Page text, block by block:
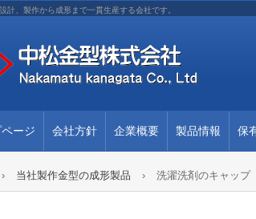
計、製作から成形まで一貫生産する会社です。
ページ 会社方針 企業概要 製品情報 保
› 当社製作金型の成形製品 › 洗濯洗剤のキャップ